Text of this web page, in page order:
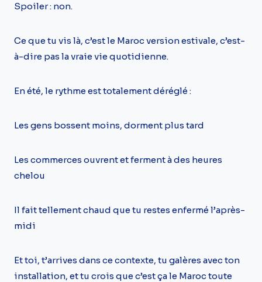
Spoiler : non.
Ce que tu vis là, c’est le Maroc version estivale, c’est-
à-dire pas la vraie vie quotidienne.
En été, le rythme est totalement déréglé :
Les gens bossent moins, dorment plus tard
Les commerces ouvrent et ferment à des heures
chelou
Il fait tellement chaud que tu restes enfermé l’après-
midi
Et toi, t’arrives dans ce contexte, tu galères avec ton
installation, et tu crois que c’est ça le Maroc toute